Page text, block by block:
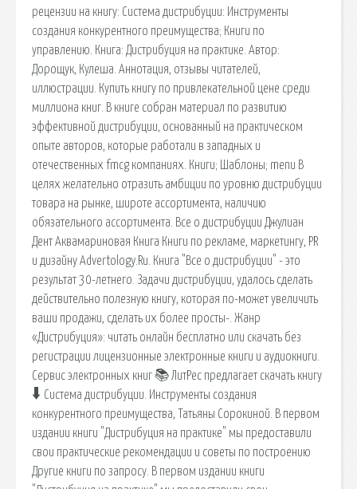
рецензии на книгу: Система дистрибуции: Инструменты
создания конкурентного преимущества; Книги по
управлению. Книга: Дистрибуция на практике. Автор:
Дорощук, Кулеша. Аннотация, отзывы читателей,
иллюстрации. Купить книгу по привлекательной цене среди
миллиона книг. В книге собран материал по развитию
эффективной дистрибуции, основанный на практическом
опыте авторов, которые работали в западных и
отечественных fmcg компаниях. Книги; Шаблоны; menu В
целях желательно отразить амбиции по уровню дистрибуции
товара на рынке, широте ассортимента, наличию
обязательного ассортимента. Все о дистрибуции Джулиан
Дент Аквамариновая Книга Книги по рекламе, маркетингу, PR
и дизайну Advertology.Ru. Книга "Все о дистрибуции" - это
результат 30-летнего. Задачи дистрибуции, удалось сделать
действительно полезную книгу, которая по-может увеличить
ваши продажи, сделать их более просты-. Жанр
«Дистрибуция»: читать онлайн бесплатно или скачать без
регистрации лицензионные электронные книги и аудиокниги.
Сервис электронных книг 📚 ЛитРес предлагает скачать книгу
🠳 Система дистрибуции. Инструменты создания
конкурентного преимущества, Татьяны Сорокиной. В первом
издании книги "Дистрибуция на практике" мы предоставили
свои практические рекомендации и советы по построению
Другие книги по запросу. В первом издании книги